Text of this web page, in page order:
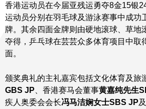
香港运动员在今届亚残运勇夺8金15银
运动员分别在羽毛球及游泳赛事中成功
牌。其余四面金牌则由硬地滚球、草地
夺得，乒乓球在芸芸众多体育项目中取
面。
颁奖典礼的主礼嘉宾包括文化体育及旅
GBS JP 、香港赛马会董事黄嘉纯先生
疾人奥委会会长冯马洁娴女士SBS JP